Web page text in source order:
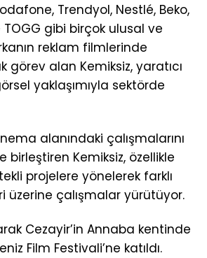
Trendyol, Nestlé, Beko,
TOGG gibi birçok ulusal ve
reklam filmlerinde
alan Kemiksiz, yaratıcı
yaklaşımıyla sektörde
alanındaki çalışmalarını
birleştiren Kemiksiz, özellikle
projelere yönelerek farklı
üzerine çalışmalar yürütüyor.
Cezayir’in Annaba kentinde
Film Festivali’ne katıldı.